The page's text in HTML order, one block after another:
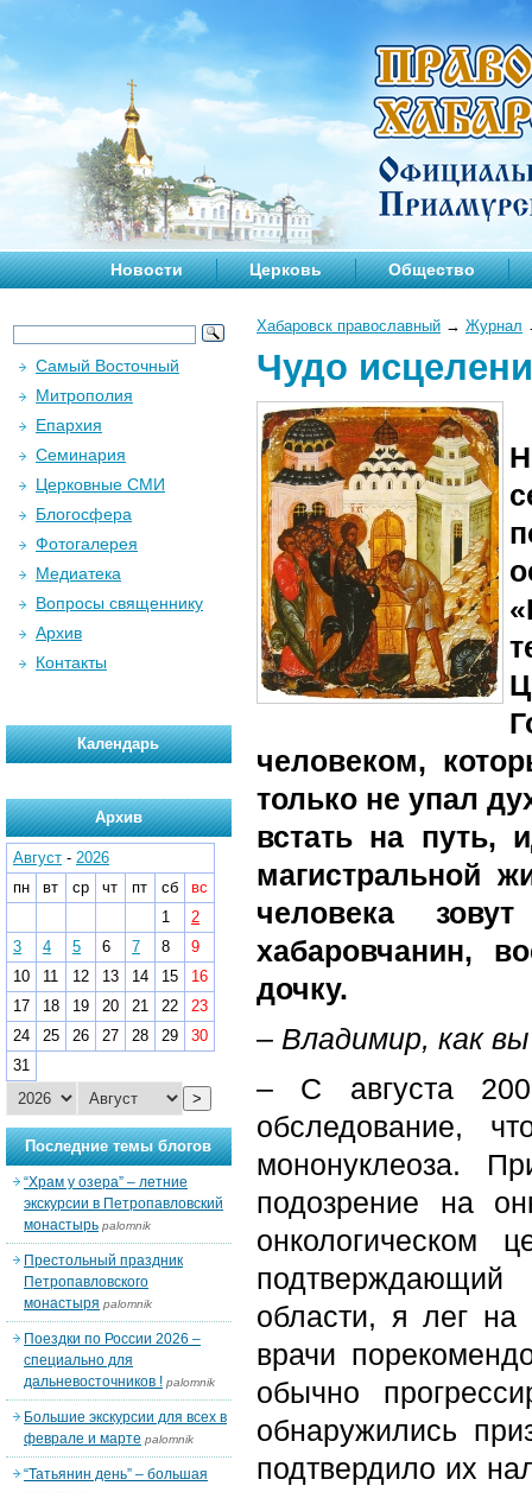
Новости Церковь Общество
Хабаровск православный → Журнал
Чудо
человеком,
только не упал
встать на путь,
магистральной
человека
хабаровчанин,
дочку.
– Владимир, как
– С августа
обследование,
мононуклеоза.
подозрение на
онкологическом
области, я лег
врачи
обычно
обнаружились
подтвердило их
Самый Восточный
Митрополия
Епархия
Семинария
Церковные СМИ
Блогосфера
Фотогалерея
Медиатека
Вопросы священнику
Архив
Контакты
Календарь
Архив
Август - 2026
пн
вт ср чт пт сб
вс
1
2
3
4 5 6 7 8
9
10
11 12 13 14 15
16
17
18 19 20 21 22
23
24
25 26 27 28 29
30
31
>
Последние темы блогов
“Храм у озера” – летние
экскурсии в Петропавловский
монастырь palomnik
Престольный праздник
Петропавловского
монастыря palomnik
Поездки по России 2026 –
специально для
дальневосточников ! palomnik
Большие экскурсии для всех в
феврале и марте palomnik
“Татьянин день” – большая